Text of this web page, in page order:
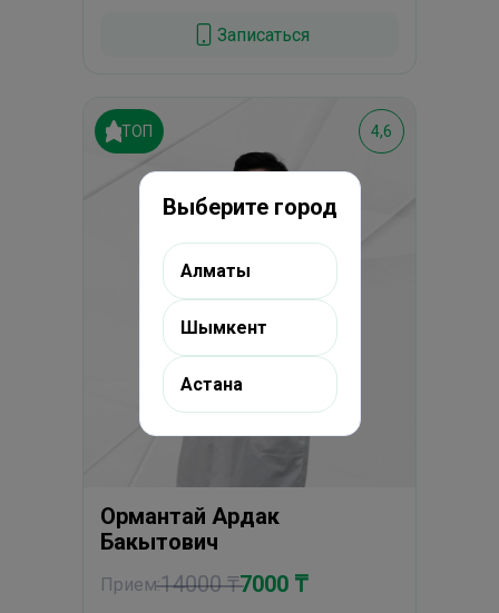
Записаться
ТОП 4,6
Ормантай Ардак
Бакытович
Прием:14000 ₸7000 ₸
Выберите город
Алматы
Шымкент
Астана